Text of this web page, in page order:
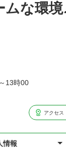
ムな環
13時00
アクセス
情報